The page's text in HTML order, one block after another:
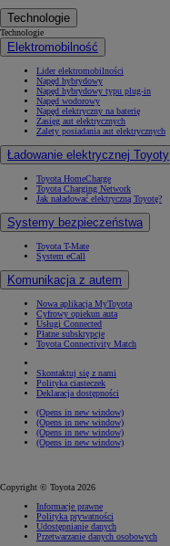
Technologie
Technologie
Elektromobilność
Lider elektromobilności
Napęd hybrydowy
Napęd hybrydowy typu plug-in
Napęd wodorowy
Napęd elektryczny na baterię
Zasięg aut elektrycznych
Zalety posiadania aut elektrycznych
Ładowanie elektrycznej Toyoty
Toyota HomeCharge
Toyota Charging Network
Jak naładować elektryczną Toyotę?
Systemy bezpieczeństwa
Toyota T-Mate
System eCall
Komunikacja z autem
Nowa aplikacja MyToyota
Cyfrowy opiekun auta
Usługi Connected
Płatne subskrypcje
Toyota Connectivity Match
Skontaktuj się z nami
Polityka ciasteczek
Deklaracja dostępności
(Opens in new window)
(Opens in new window)
(Opens in new window)
(Opens in new window)
Copyright © Toyota 2026
Informacje prawne
Polityka prywatności
Udostępnianie danych
Przetwarzanie danych osobowych